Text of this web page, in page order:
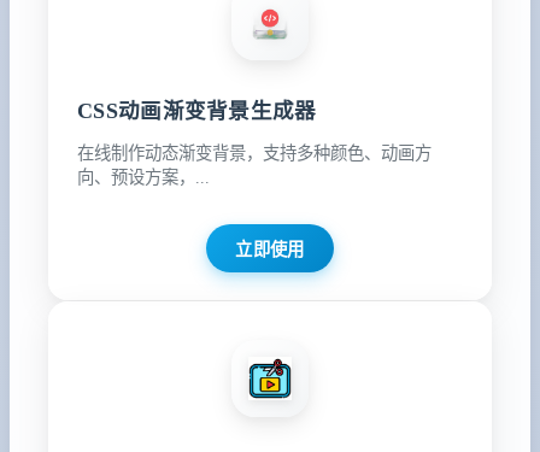
CSS动画渐变背景生成器
在线制作动态渐变背景，支持多种颜色、动画方
向、预设方案，...
立即使用